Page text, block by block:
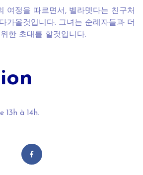
여정을 따르면서, 벨라뎃다는 친구처
가올것입니다. 그녀는 순례자들과 더
한 초대를 할것입니다.
13h à 14h.